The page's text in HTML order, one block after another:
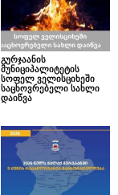
გურჯაანის
მუნიციპალიტეტის
სოფელ ველისციხეში
საცხოვრებელი სახლი
დაიწვა